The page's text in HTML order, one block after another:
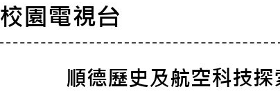
校園電視台
順德歷史及航空科技